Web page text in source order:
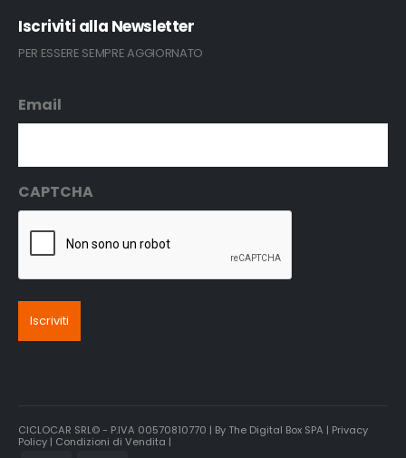
Iscriviti alla Newsletter
PER ESSERE SEMPRE AGGIORNATO
Email
CAPTCHA
CICLOCAR SRL© - P.IVA 00570810770 | By The Digital Box SPA | Privacy
Policy | Condizioni di Vendita |